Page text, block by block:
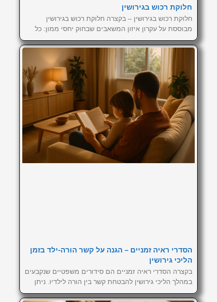
חלוקת רכוש בגירושין
חלוקת רכוש בגירושין – בקצרה חלוקת רכוש בגירושין
מבוססת על עקרון איזון המשאבים שבחוק יחסי ממון: כל
הסדרי ראיה זמניים – הגנה על קשר הורה-ילד בזמן
הליכי גירושין
בקצרה הסדרי ראיה זמניים הם סידורים משפטיים שנקבעים
במהלך הליכי גירושין להבטחת קשר בין הורה לילדיו. ניתן